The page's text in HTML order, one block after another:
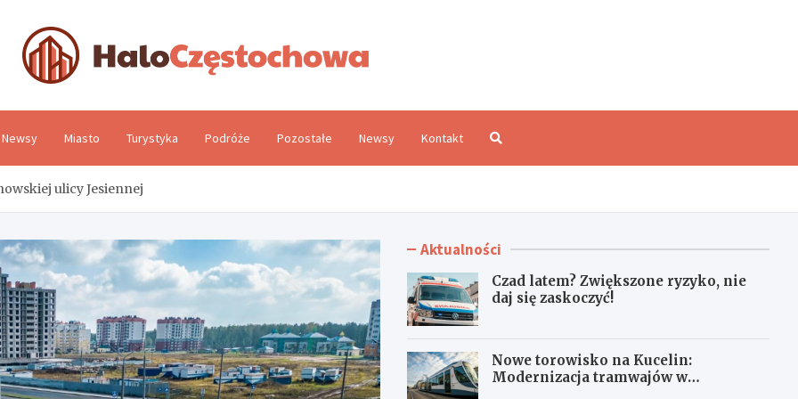
Newsy Miasto Turystyka Podróże Pozostałe Newsy Kontakt
ulicy Jesiennej
Aktualności
Czad latem? Zwiększone ryzyko, nie
daj się zaskoczyć!
Nowe torowisko na Kucelin:
Modernizacja tramwajów w